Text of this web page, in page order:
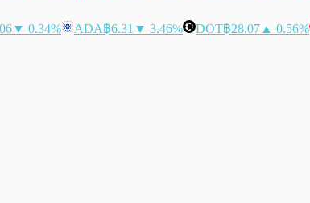
▼ 0.34% ADA฿6.31 ▼ 3.46% DOT฿28.07 ▲ 0.56%